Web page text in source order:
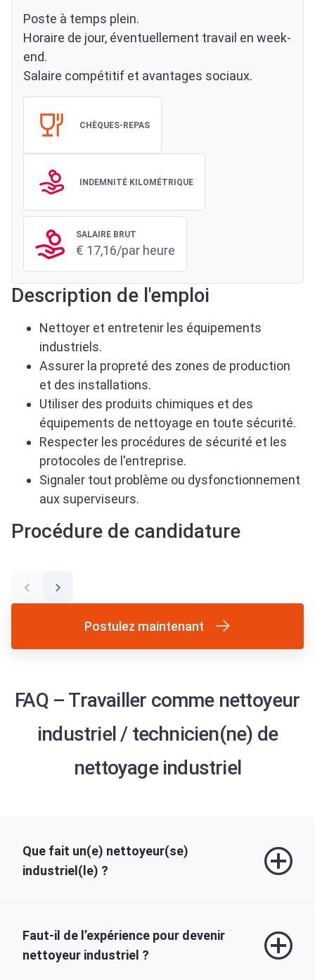
Poste à temps plein.
Horaire de jour, éventuellement travail en week-
end.
Salaire compétitif et avantages sociaux.
CHÈQUES-REPAS
INDEMNITÉ KILOMÉTRIQUE
SALAIRE BRUT
€ 17,16/par heure
Description de l'emploi
Nettoyer et entretenir les équipements
industriels.
Assurer la propreté des zones de production
et des installations.
Utiliser des produits chimiques et des
équipements de nettoyage en toute sécurité.
Respecter les procédures de sécurité et les
protocoles de l'entreprise.
Signaler tout problème ou dysfonctionnement
aux superviseurs.
Procédure de candidature
Postulez maintenant
FAQ – Travailler comme nettoyeur
industriel / technicien(ne) de
nettoyage industriel
Que fait un(e) nettoyeur(se)
industriel(le) ?
Faut‑il de l’expérience pour devenir
nettoyeur industriel ?